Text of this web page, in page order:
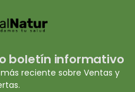
boletín informativo
reciente sobre Ventas y